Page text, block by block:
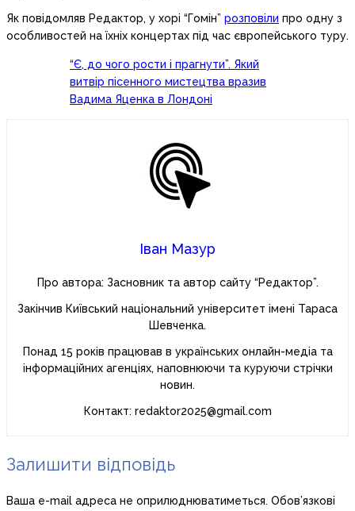
Як повідомляв Редактор, у хорі “Гомін” розповіли про одну з
особливостей на їхніх концертах під час європейського туру.
“Є, до чого рости і прагнути”. Який
витвір пісенного мистецтва вразив
Вадима Яценка в Лондоні
Іван Мазур
Про автора: Засновник та автор сайту “Редактор”.
Закінчив Київський національний університет імені Тараса
Шевченка.
Понад 15 років працював в українських онлайн-медіа та
інформаційних агенціях, наповнюючи та куруючи стрічки
новин.
Контакт: redaktor2025@gmail.com
Залишити відповідь
Ваша e-mail адреса не оприлюднюватиметься. Обов’язкові